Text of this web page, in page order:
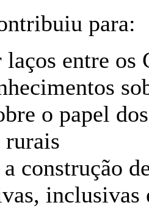
para:
laços entre os
o papel
construção
inclusivas